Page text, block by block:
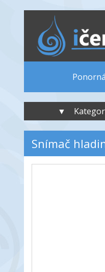
▼
Snímač